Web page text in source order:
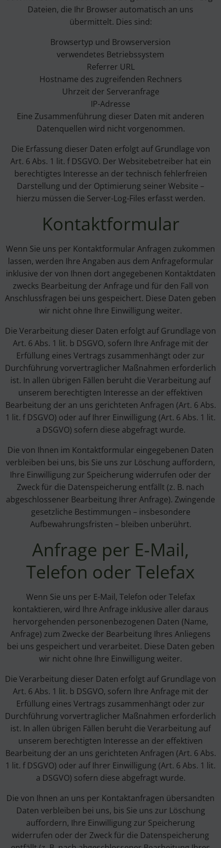
Dateien, die Ihr Browser automatisch an uns
übermittelt. Dies sind:
Browsertyp und Browserversion
verwendetes Betriebssystem
Referrer URL
Hostname des zugreifenden Rechners
Uhrzeit der Serveranfrage
IP-Adresse
Eine Zusammenführung dieser Daten mit anderen
Datenquellen wird nicht vorgenommen.
Die Erfassung dieser Daten erfolgt auf Grundlage von
Art. 6 Abs. 1 lit. f DSGVO. Der Websitebetreiber hat ein
berechtigtes Interesse an der technisch fehlerfreien
Darstellung und der Optimierung seiner Website –
hierzu müssen die Server-Log-Files erfasst werden.
Kontaktformular
Wenn Sie uns per Kontaktformular Anfragen zukommen
lassen, werden Ihre Angaben aus dem Anfrageformular
inklusive der von Ihnen dort angegebenen Kontaktdaten
zwecks Bearbeitung der Anfrage und für den Fall von
Anschlussfragen bei uns gespeichert. Diese Daten geben
wir nicht ohne Ihre Einwilligung weiter.
Die Verarbeitung dieser Daten erfolgt auf Grundlage von
Art. 6 Abs. 1 lit. b DSGVO, sofern Ihre Anfrage mit der
Erfüllung eines Vertrags zusammenhängt oder zur
Durchführung vorvertraglicher Maßnahmen erforderlich
ist. In allen übrigen Fällen beruht die Verarbeitung auf
unserem berechtigten Interesse an der effektiven
Bearbeitung der an uns gerichteten Anfragen (Art. 6 Abs.
1 lit. f DSGVO) oder auf Ihrer Einwilligung (Art. 6 Abs. 1 lit.
a DSGVO) sofern diese abgefragt wurde.
Die von Ihnen im Kontaktformular eingegebenen Daten
verbleiben bei uns, bis Sie uns zur Löschung auffordern,
Ihre Einwilligung zur Speicherung widerrufen oder der
Zweck für die Datenspeicherung entfällt (z. B. nach
abgeschlossener Bearbeitung Ihrer Anfrage). Zwingende
gesetzliche Bestimmungen – insbesondere
Aufbewahrungsfristen – bleiben unberührt.
Anfrage per E-Mail,
Telefon oder Telefax
Wenn Sie uns per E-Mail, Telefon oder Telefax
kontaktieren, wird Ihre Anfrage inklusive aller daraus
hervorgehenden personenbezogenen Daten (Name,
Anfrage) zum Zwecke der Bearbeitung Ihres Anliegens
bei uns gespeichert und verarbeitet. Diese Daten geben
wir nicht ohne Ihre Einwilligung weiter.
Die Verarbeitung dieser Daten erfolgt auf Grundlage von
Art. 6 Abs. 1 lit. b DSGVO, sofern Ihre Anfrage mit der
Erfüllung eines Vertrags zusammenhängt oder zur
Durchführung vorvertraglicher Maßnahmen erforderlich
ist. In allen übrigen Fällen beruht die Verarbeitung auf
unserem berechtigten Interesse an der effektiven
Bearbeitung der an uns gerichteten Anfragen (Art. 6 Abs.
1 lit. f DSGVO) oder auf Ihrer Einwilligung (Art. 6 Abs. 1 lit.
a DSGVO) sofern diese abgefragt wurde.
Die von Ihnen an uns per Kontaktanfragen übersandten
Daten verbleiben bei uns, bis Sie uns zur Löschung
auffordern, Ihre Einwilligung zur Speicherung
widerrufen oder der Zweck für die Datenspeicherung